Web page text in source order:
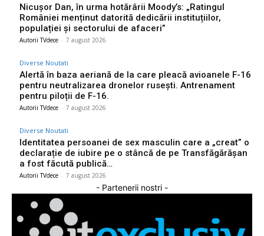
Nicușor Dan, în urma hotărârii Moody’s: „Ratingul
României menținut datorită dedicării instituțiilor,
populației și sectorului de afaceri”
Autorii TVdece - 7 august 2026
Diverse Noutati
Alertă în baza aeriană de la care pleacă avioanele F-16
pentru neutralizarea dronelor rusești. Antrenament
pentru piloții de F-16.
Autorii TVdece - 7 august 2026
Diverse Noutati
Identitatea persoanei de sex masculin care a „creat” o
declarație de iubire pe o stâncă de pe Transfăgărășan
a fost făcută publică…
Autorii TVdece - 7 august 2026
- Partenerii nostri -